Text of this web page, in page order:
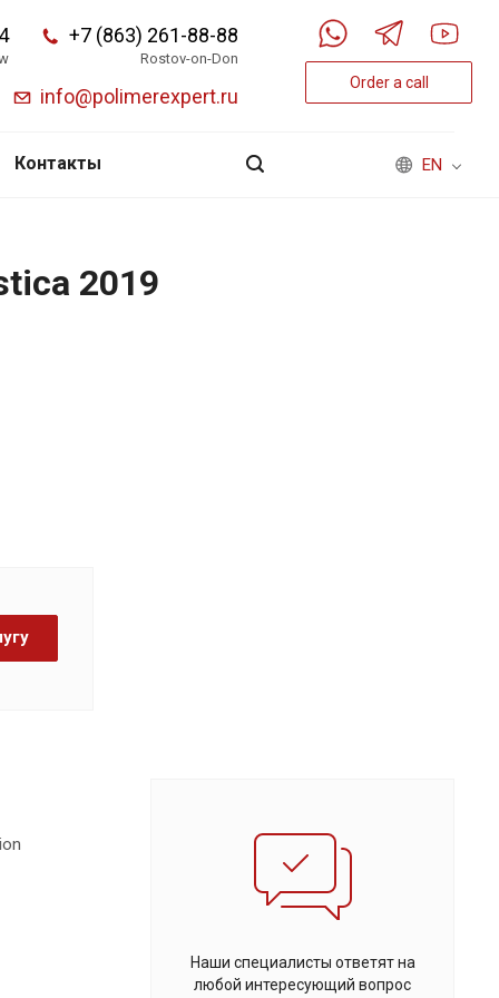
+7 (863) 261-88-88
Rostov-on-Don
info@polimerexpert.ru
Order a call
EN
Контакты
2019
Наши специалисты ответят на
любой интересующий вопрос